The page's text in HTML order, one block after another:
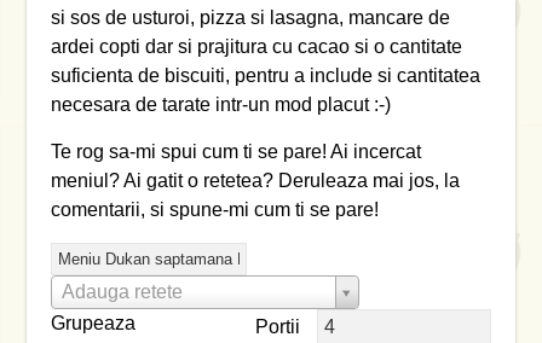
si sos de usturoi, pizza si lasagna, mancare de
ardei copti dar si prajitura cu cacao si o cantitate
suficienta de biscuiti, pentru a include si cantitatea
necesara de tarate intr-un mod placut :-)
Te rog sa-mi spui cum ti se pare! Ai incercat
meniul? Ai gatit o retetea? Deruleaza mai jos, la
comentarii, si spune-mi cum ti se pare!
Adauga retete
Portii
Grupeaza